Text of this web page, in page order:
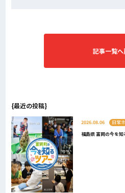
記事一覧へ
{最近の投稿}
2026.08.06
日常
福島県 富岡の今を知